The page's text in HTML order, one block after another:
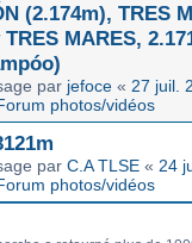
(2.174m), TRES
MARES,
par jefoce « 27 juil.
photos/vidéos
par C.A TLSE « 24
photos/vidéos